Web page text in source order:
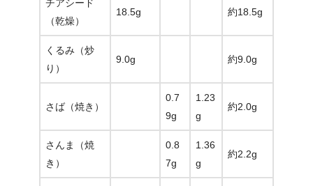
チアシード
（乾燥）
18.5g 約18.5g
くるみ（炒
り）
9.0g 約9.0g
さば（焼き）
0.7
9g
1.23
g
約2.0g
さんま（焼
き）
0.8
7g
1.36
g
約2.2g